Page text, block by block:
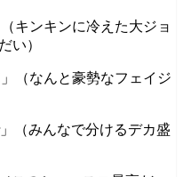
（キンキンに冷えた大ジョ
い）
」（なんと豪勢なフェイジ
（みんなで分けるデカ盛